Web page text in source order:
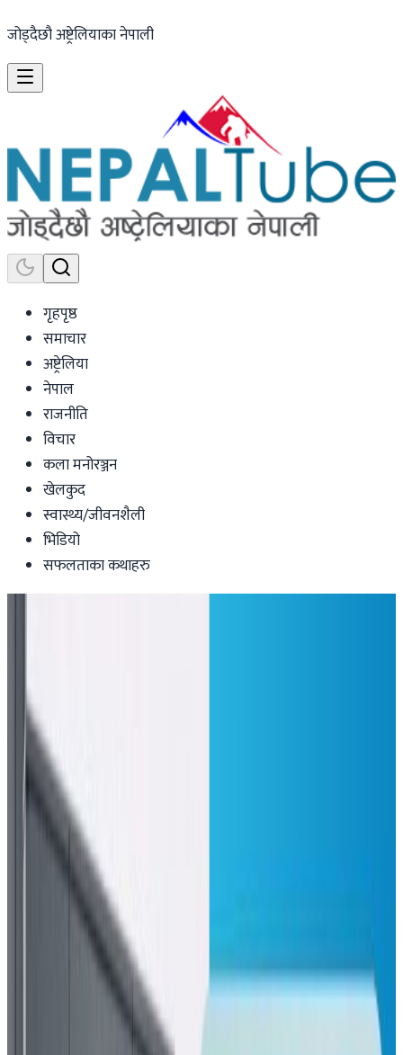
जोड्दैछौ अष्ट्रेलियाका नेपाली
गृहपृष्ठ
समाचार
अष्ट्रेलिया
नेपाल
राजनीति
विचार
कला मनोरञ्जन
खेलकुद
स्वास्थ्य/जीवनशैली
भिडियो
सफलताका कथाहरु
बन्दैछ जेन जि शहीद स्मारक पार्क
Nepal Tube